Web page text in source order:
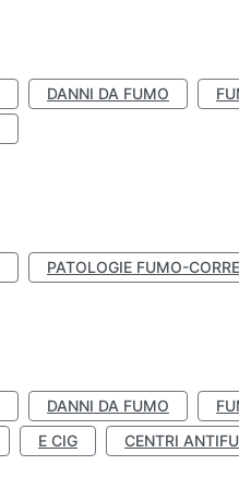
DANNI DA FUMO
PATOLOGIE FUMO-
DANNI DA FUMO
E CIG CENTRI